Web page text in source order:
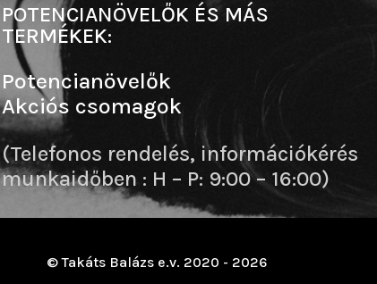
POTENCIANÖVELŐK ÉS MÁS
TERMÉKEK:
Potencianövelők
Akciós csomagok
(Telefonos rendelés, információkérés
munkaidőben : H – P: 9:00 – 16:00)
© Takáts Balázs e.v. 2020 - 2026